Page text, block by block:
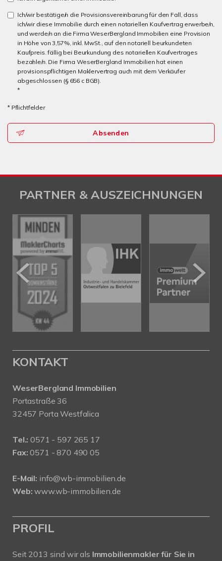
Ich/wir bestätige/n die Provisionsvereinbarung für den Fall, dass
ich/wir diese Immobilie durch einen notariellen Kaufvertrag erwerbe/n,
und werde/n an die Firma WeserBergland Immobilien eine Provision
in Höhe von 3,57%, inkl. MwSt., auf den notariell beurkundeten
Kaufpreis. fällig bei Beurkundung des notariellen Kaufvertrages
bezahle/n. Die Firma WeserBergland Immobilien hat einen
provisionspflichtigen Maklervertrag auch mit dem Verkäufer
abgeschlossen (§ 656 c BGB).
*
* Pflichtfelder
Absenden
PARTNER & AUSZEICHNUNGEN
KONTAKT
WeserBergland Immobilien
Portastraße 36
32457 Porta Westfalica
Tel.: 0571 - 597 265 17
Fax: 0571 - 870 490 05
E-Mail: info@wb-immobilien.de
Web: www.wb-immobilien.de
PROFIL
Seit 2013 sind wir als Immobilienmakler für Sie in